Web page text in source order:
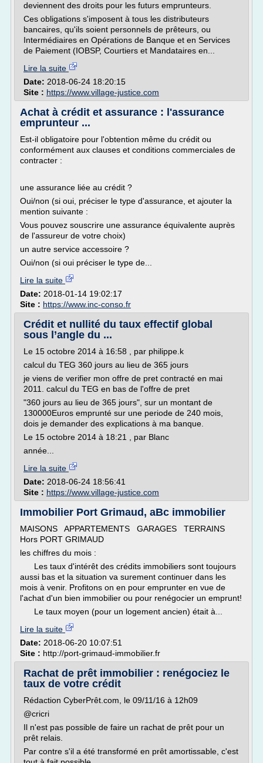
deviennent des droits pour les futurs emprunteurs.
Ces obligations s'imposent à tous les distributeurs
bancaires, qu'ils soient personnels de prêteurs, ou
Intermédiaires en Opérations de Banque et en Services
de Paiement (IOBSP, Courtiers et Mandataires en...
Lire la suite
Date: 2018-06-24 18:20:15
Site : https://www.village-justice.com
Achat à crédit et assurance : l'assurance
emprunteur ...
Est-il obligatoire pour l'obtention même du crédit ou
conformément aux clauses et conditions commerciales de
contracter :
une assurance liée au crédit ?
Oui/non (si oui, préciser le type d'assurance, et ajouter la
mention suivante :
Vous pouvez souscrire une assurance équivalente auprès
de l'assureur de votre choix)
un autre service accessoire ?
Oui/non (si oui préciser le type de...
Lire la suite
Date: 2018-01-14 19:02:17
Site : https://www.inc-conso.fr
Crédit et nullité du taux effectif global
sous l’angle du ...
Le 15 octobre 2014 à 16:58 , par philippe.k
calcul du TEG 360 jours au lieu de 365 jours
je viens de verifier mon offre de pret contracté en mai
2011. calcul du TEG en bas de l'offre de pret
"360 jours au lieu de 365 jours", sur un montant de
130000Euros emprunté sur une periode de 240 mois,
dois je demander des explications à ma banque.
Le 15 octobre 2014 à 18:21 , par Blanc
année...
Lire la suite
Date: 2018-06-24 18:56:41
Site : https://www.village-justice.com
Immobilier Port Grimaud, aBc immobilier
MAISONS APPARTEMENTS GARAGES TERRAINS
Hors PORT GRIMAUD
les chiffres du mois :
Les taux d'intérêt des crédits immobiliers sont toujours
aussi bas et la situation va surement continuer dans les
mois à venir. Profitons on en pour emprunter en vue de
l'achat d'un bien immobilier ou pour renégocier un emprunt!
Le taux moyen (pour un logement ancien) était à...
Lire la suite
Date: 2018-06-20 10:07:51
Site : http://port-grimaud-immobilier.fr
Rachat de prêt immobilier : renégociez le
taux de votre crédit
Rédaction CyberPrêt.com, le 09/11/16 à 12h09
@cricri
Il n'est pas possible de faire un rachat de prêt pour un
prêt relais.
Par contre s'il a été transformé en prêt amortissable, c'est